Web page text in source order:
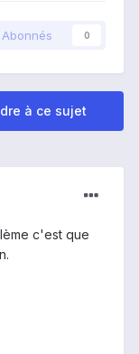
Abonnés 0
à ce sujet
c'est que